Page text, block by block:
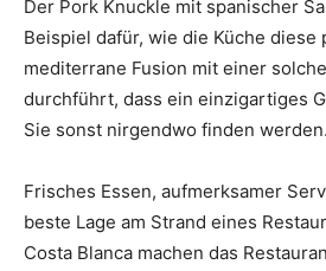
Der Pork Knuckle mit spanischer
Beispiel dafür, wie die Küche diese
mediterrane Fusion mit einer
durchführt, dass ein einzigartiges
Sie sonst nirgendwo finden werden.
Frisches Essen, aufmerksamer
beste Lage am Strand eines
Costa Blanca machen das